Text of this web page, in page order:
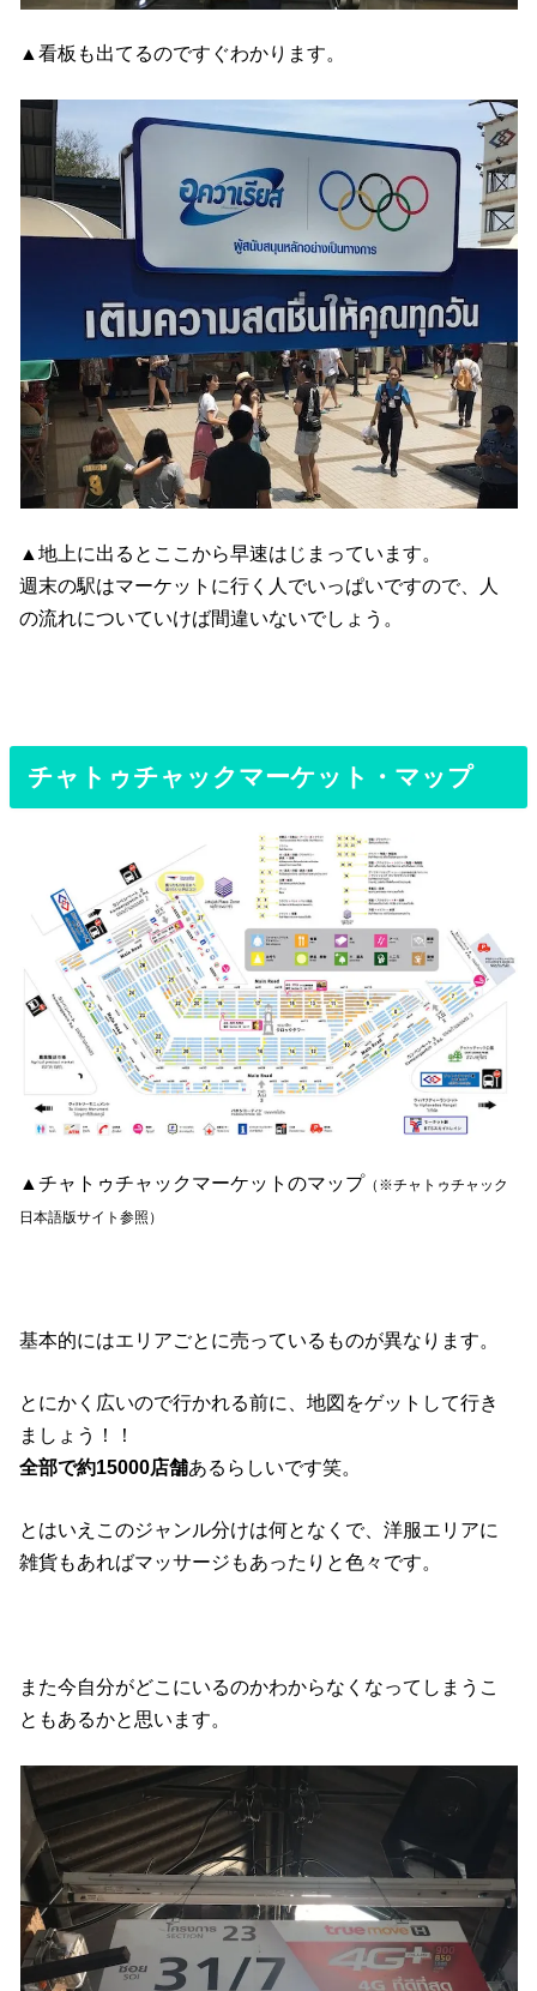
▲看板も出てるのですぐわかります。
▲地上に出るとここから早速はじまっています。
週末の駅はマーケットに行く人でいっぱいですので、人
の流れについていけば間違いないでしょう。
チャトゥチャックマーケット・マップ
▲チャトゥチャックマーケットのマップ （※チャトゥチャック
日本語版サイト参照）
基本的にはエリアごとに売っているものが異なります。
とにかく広いので行かれる前に、地図をゲットして行き
ましょう！！
全部で約15000店舗あるらしいです笑。
とはいえこのジャンル分けは何となくで、洋服エリアに
雑貨もあればマッサージもあったりと色々です。
また今自分がどこにいるのかわからなくなってしまうこ
ともあるかと思います。